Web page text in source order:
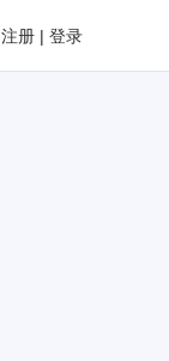
注册 | 登录